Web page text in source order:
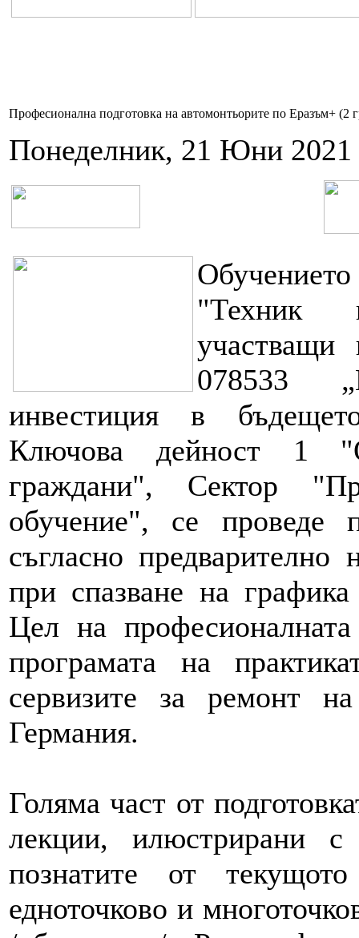
Професионална подготовка на автомонтьорите по Еразъм+ (2
Понеделник, 21 Юни 2021
"Техник
участващи
078533
инвестиция в
Ключова дейност 1
граждани", Сектор
обучение", се проведе
съгласно предварително
при спазване на
Цел на
програмата на
сервизите за ремонт на
Германия.
Голяма част от
лекции, илюстрирани
познатите от
едноточково и